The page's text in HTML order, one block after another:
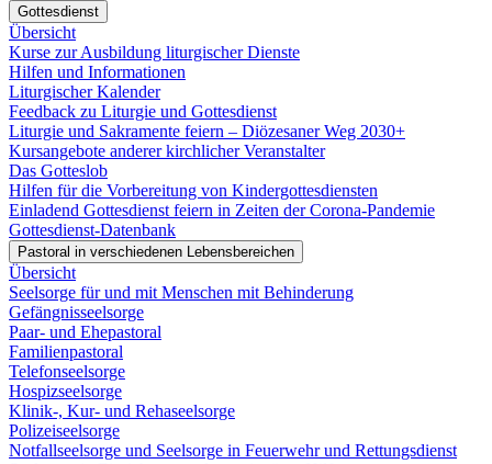
Gottesdienst
Übersicht
Kurse zur Ausbildung liturgischer Dienste
Hilfen und Informationen
Liturgischer Kalender
Feedback zu Liturgie und Gottesdienst
Liturgie und Sakramente feiern – Diözesaner Weg 2030+
Kursangebote anderer kirchlicher Veranstalter
Das Gotteslob
Hilfen für die Vorbereitung von Kindergottesdiensten
Einladend Gottesdienst feiern in Zeiten der Corona-Pandemie
Gottesdienst-Datenbank
Pastoral in verschiedenen Lebensbereichen
Übersicht
Seelsorge für und mit Menschen mit Behinderung
Gefängnisseelsorge
Paar- und Ehepastoral
Familienpastoral
Telefonseelsorge
Hospizseelsorge
Klinik-, Kur- und Rehaseelsorge
Polizeiseelsorge
Notfallseelsorge und Seelsorge in Feuerwehr und Rettungsdienst